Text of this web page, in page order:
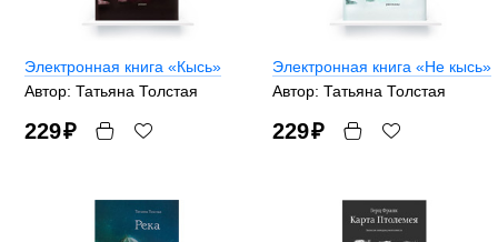
Электронная книга «Кысь»
Автор: Татьяна Толстая
229₽
Электронная книга «Не кысь»
Автор: Татьяна Толстая
229₽